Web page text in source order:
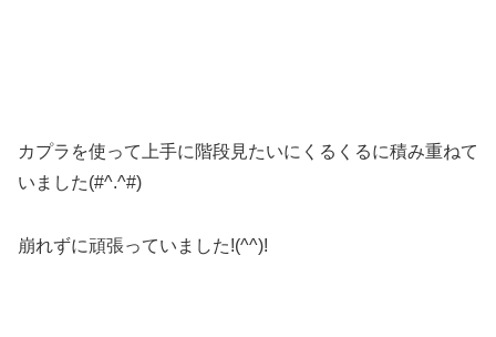
カプラを使って上手に階段見たいにくるくるに積み重ねて
いました(#^.^#)
崩れずに頑張っていました!(^^)!